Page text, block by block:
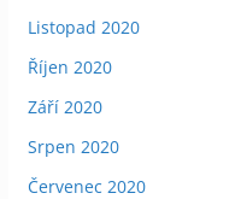
Listopad 2020
Říjen 2020
Září 2020
Srpen 2020
Červenec 2020